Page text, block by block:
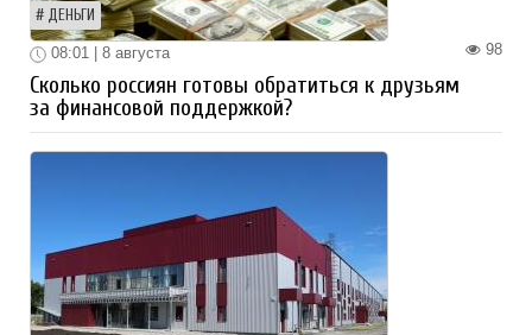
ДЕНЬГИ
98
08:01 | 8 августа
Сколько россиян готовы обратиться к друзьям
за финансовой поддержкой?